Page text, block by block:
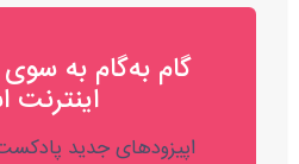
گام به‌گام به‌ سوی
اینترنت
اپیزودهای جدید